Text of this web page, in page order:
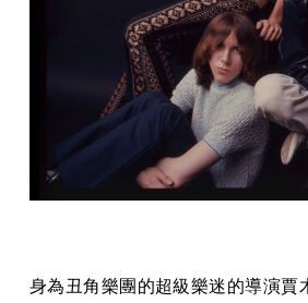
身為丑角樂團的超級樂迷的導演賈